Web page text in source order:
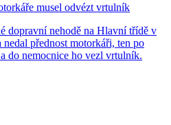
musel odvézt vrtulník
dopravní nehodě na Hlavní třídě v
přednost motorkáři, ten po
do nemocnice ho vezl vrtulník.